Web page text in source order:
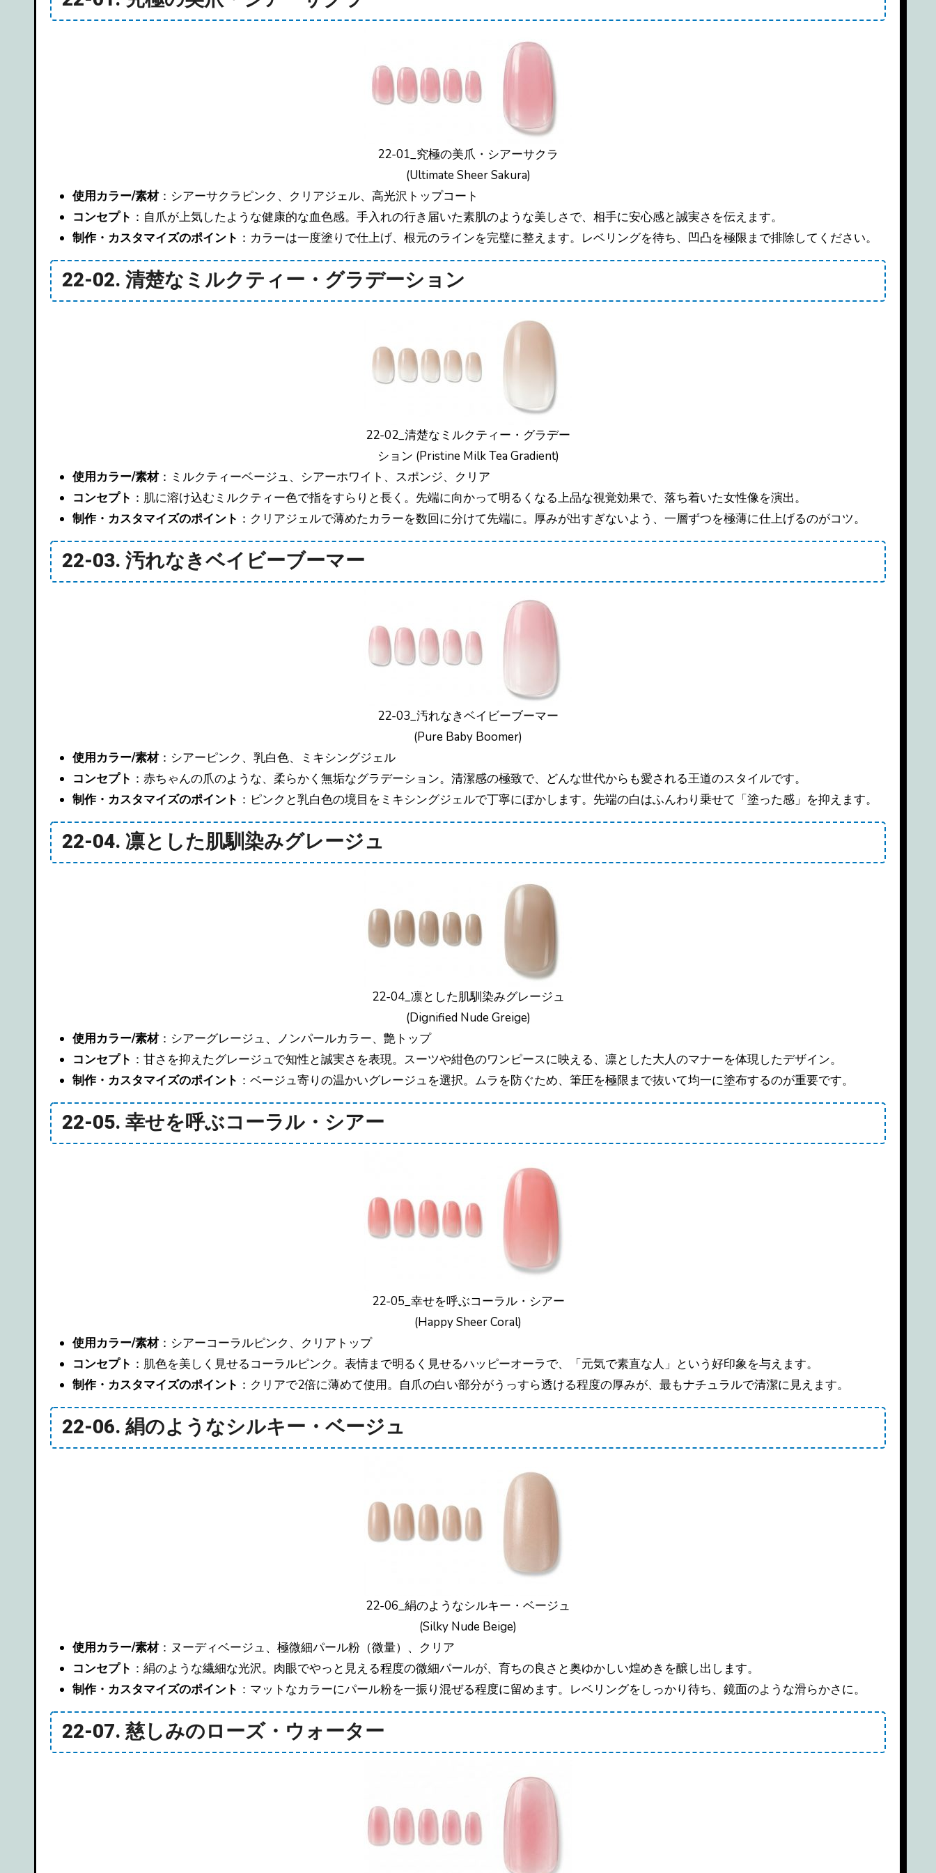
22-01_究極の美爪・シアーサクラ
(Ultimate Sheer Sakura)
使用カラー/素材：シアーサクラピンク、クリアジェル、高光沢トップコート
コンセプト ：自爪が上気したような健康的な血色感。手入れの行き届いた素肌のような美しさで、相手に安心感と誠実さを伝えます。
制作・カスタマイズのポイント ：カラーは一度塗りで仕上げ、根元のラインを完璧に整えます。レベリングを待ち、凹凸を極限まで排除してください。
22-02. 清楚なミルクティー・グラデーション
22-02_清楚なミルクティー・グラデー
ション (Pristine Milk Tea Gradient)
使用カラー/素材：ミルクティーベージュ、シアーホワイト、スポンジ、クリア
コンセプト ：肌に溶け込むミルクティー色で指をすらりと長く。先端に向かって明るくなる上品な視覚効果で、落ち着いた女性像を演出。
制作・カスタマイズのポイント ：クリアジェルで薄めたカラーを数回に分けて先端に。厚みが出すぎないよう、一層ずつを極薄に仕上げるのがコツ。
22-03. 汚れなきベイビーブーマー
22-03_汚れなきベイビーブーマー
(Pure Baby Boomer)
使用カラー/素材：シアーピンク、乳白色、ミキシングジェル
コンセプト ：赤ちゃんの爪のような、柔らかく無垢なグラデーション。清潔感の極致で、どんな世代からも愛される王道のスタイルです。
制作・カスタマイズのポイント ：ピンクと乳白色の境目をミキシングジェルで丁寧にぼかします。先端の白はふんわり乗せて「塗った感」を抑えます。
22-04. 凛とした肌馴染みグレージュ
22-04_凛とした肌馴染みグレージュ
(Dignified Nude Greige)
使用カラー/素材：シアーグレージュ、ノンパールカラー、艶トップ
コンセプト ：甘さを抑えたグレージュで知性と誠実さを表現。スーツや紺色のワンピースに映える、凛とした大人のマナーを体現したデザイン。
制作・カスタマイズのポイント ：ベージュ寄りの温かいグレージュを選択。ムラを防ぐため、筆圧を極限まで抜いて均一に塗布するのが重要です。
22-05. 幸せを呼ぶコーラル・シアー
22-05_幸せを呼ぶコーラル・シアー
(Happy Sheer Coral)
使用カラー/素材：シアーコーラルピンク、クリアトップ
コンセプト ：肌色を美しく見せるコーラルピンク。表情まで明るく見せるハッピーオーラで、「元気で素直な人」という好印象を与えます。
制作・カスタマイズのポイント ：クリアで2倍に薄めて使用。自爪の白い部分がうっすら透ける程度の厚みが、最もナチュラルで清潔に見えます。
22-06. 絹のようなシルキー・ベージュ
22-06_絹のようなシルキー・ベージュ
(Silky Nude Beige)
使用カラー/素材：ヌーディベージュ、極微細パール粉（微量）、クリア
コンセプト ：絹のような繊細な光沢。肉眼でやっと見える程度の微細パールが、育ちの良さと奥ゆかしい煌めきを醸し出します。
制作・カスタマイズのポイント ：マットなカラーにパール粉を一振り混ぜる程度に留めます。レベリングをしっかり待ち、鏡面のような滑らかさに。
22-07. 慈しみのローズ・ウォーター